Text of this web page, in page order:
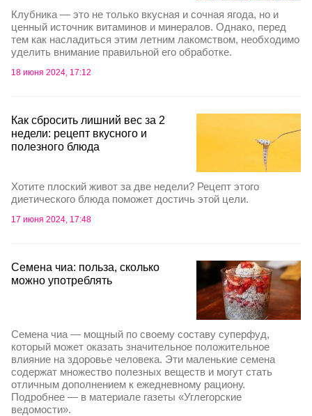
Клубника — это не только вкусная и сочная ягода, но и
ценный источник витаминов и минералов. Однако, перед
тем как насладиться этим летним лакомством, необходимо
уделить внимание правильной его обработке.
18 июня 2024, 17:12
Как сбросить лишний вес за 2
недели: рецепт вкусного и
полезного блюда
Хотите плоский живот за две недели? Рецепт этого
диетического блюда поможет достичь этой цели.
17 июня 2024, 17:48
Семена чиа: польза, сколько
можно употреблять
Семена чиа — мощный по своему составу суперфуд,
который может оказать значительное положительное
влияние на здоровье человека. Эти маленькие семена
содержат множество полезных веществ и могут стать
отличным дополнением к ежедневному рациону.
Подробнее — в материале газеты «Углегорские
ведомости».